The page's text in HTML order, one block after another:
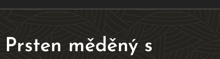
Prsten měděný s